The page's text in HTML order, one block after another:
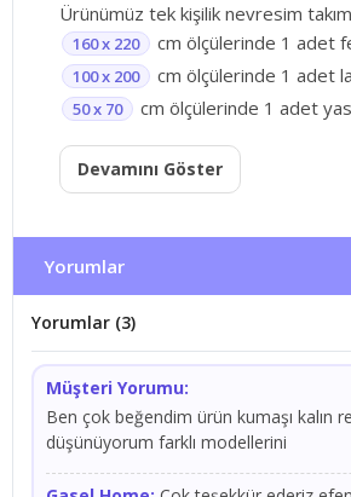
Ürünümüz tek kişilik nevresim
160 x 220 cm ölçülerinde 1 adet
100 x 200 cm ölçülerinde 1 adet
50 x 70 cm ölçülerinde 1 adet
Devamını Göster
Yorumlar
Yorumlar (3)
Müşteri Yorumu:
Ben çok beğendim ürün kumaşı kalın
düşünüyorum farklı modellerini